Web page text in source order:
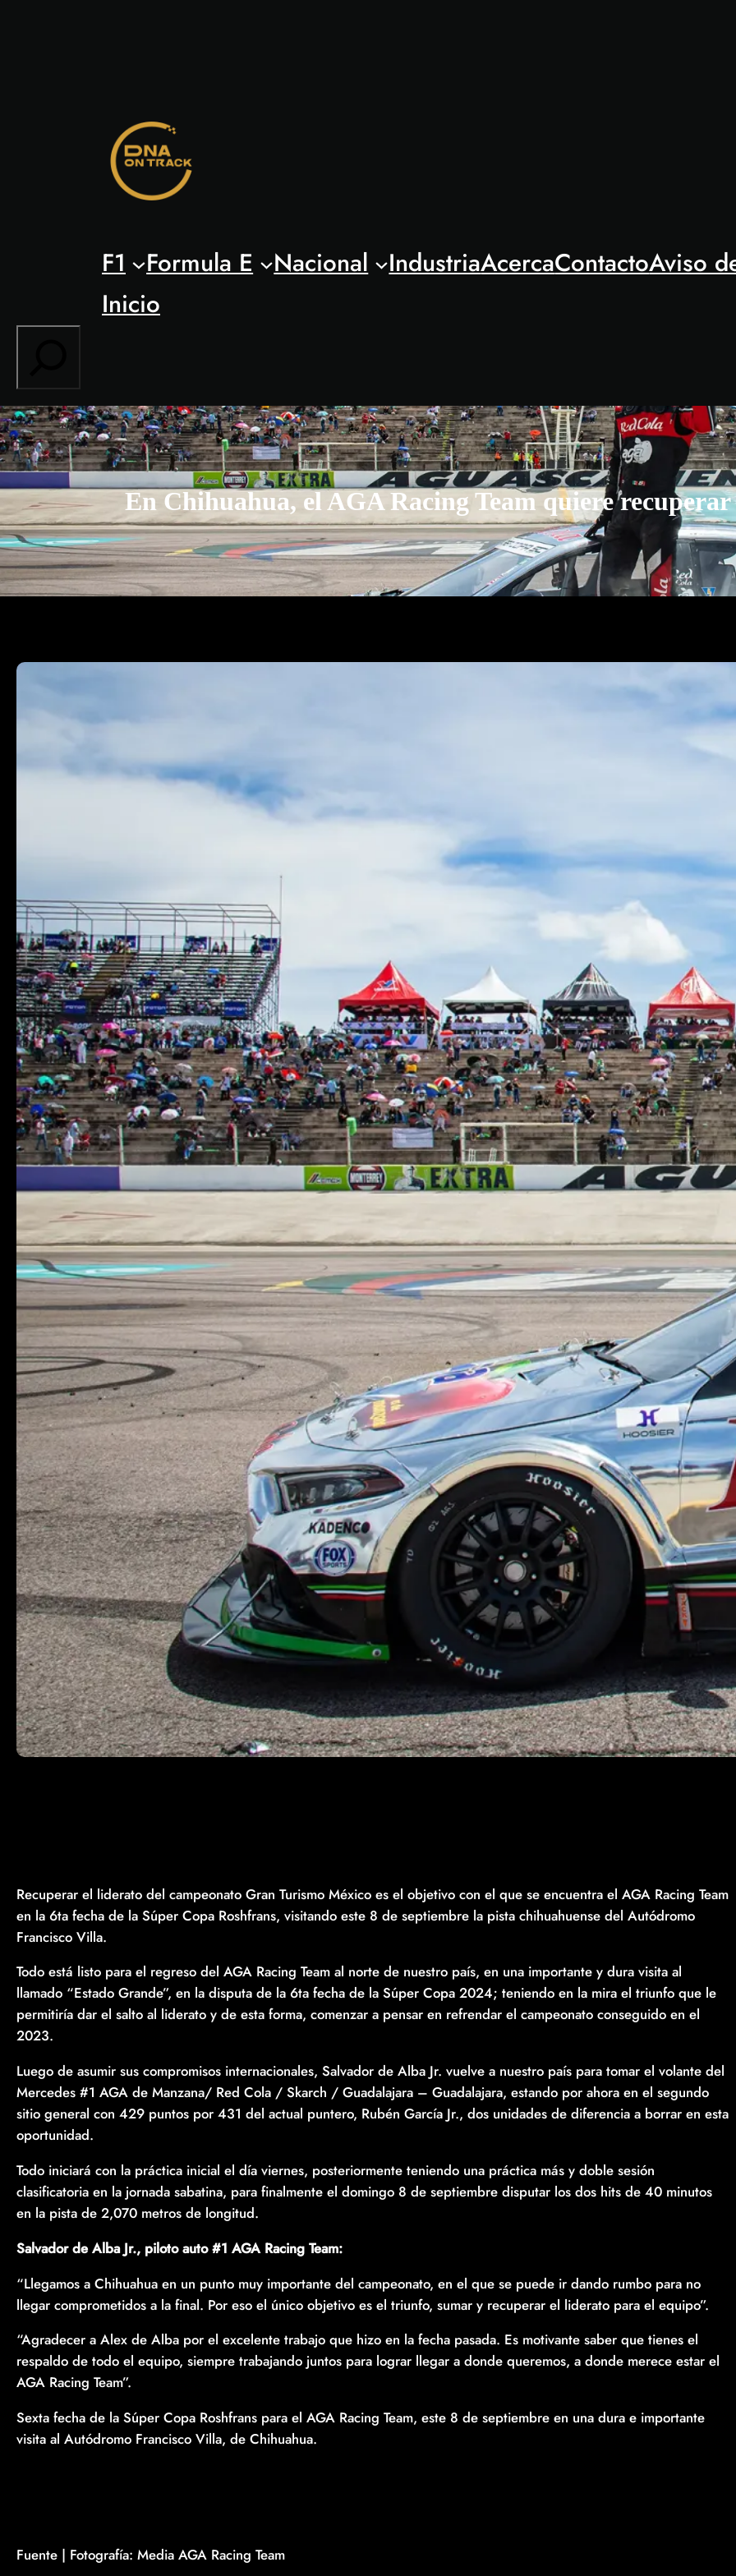
F1 Formula E Nacional IndustriaAcercaContactoAviso
Inicio
En Chihuahua, el AGA Racing Team quiere
Recuperar el liderato del campeonato Gran Turismo México es el objetivo con el que se encuentra el AGA Racing Team
en la 6ta fecha de la Súper Copa Roshfrans, visitando este 8 de septiembre la pista chihuahuense del Autódromo
Francisco Villa.
Todo está listo para el regreso del AGA Racing Team al norte de nuestro país, en una importante y dura visita al
llamado “Estado Grande”, en la disputa de la 6ta fecha de la Súper Copa 2024; teniendo en la mira el triunfo que le
permitiría dar el salto al liderato y de esta forma, comenzar a pensar en refrendar el campeonato conseguido en el
2023.
Luego de asumir sus compromisos internacionales, Salvador de Alba Jr. vuelve a nuestro país para tomar el volante del
Mercedes #1 AGA de Manzana/ Red Cola / Skarch / Guadalajara – Guadalajara, estando por ahora en el segundo
sitio general con 429 puntos por 431 del actual puntero, Rubén García Jr., dos unidades de diferencia a borrar en esta
oportunidad.
Todo iniciará con la práctica inicial el día viernes, posteriormente teniendo una práctica más y doble sesión
clasificatoria en la jornada sabatina, para finalmente el domingo 8 de septiembre disputar los dos hits de 40 minutos
en la pista de 2,070 metros de longitud.
Salvador de Alba Jr., piloto auto #1 AGA Racing Team:
“Llegamos a Chihuahua en un punto muy importante del campeonato, en el que se puede ir dando rumbo para no
llegar comprometidos a la final. Por eso el único objetivo es el triunfo, sumar y recuperar el liderato para el equipo”.
“Agradecer a Alex de Alba por el excelente trabajo que hizo en la fecha pasada. Es motivante saber que tienes el
respaldo de todo el equipo, siempre trabajando juntos para lograr llegar a donde queremos, a donde merece estar el
AGA Racing Team”.
Sexta fecha de la Súper Copa Roshfrans para el AGA Racing Team, este 8 de septiembre en una dura e importante
visita al Autódromo Francisco Villa, de Chihuahua.
Fuente | Fotografía: Media AGA Racing Team